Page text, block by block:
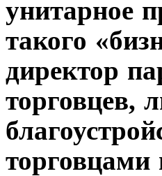
унитарное
такого
директор
торговцев,